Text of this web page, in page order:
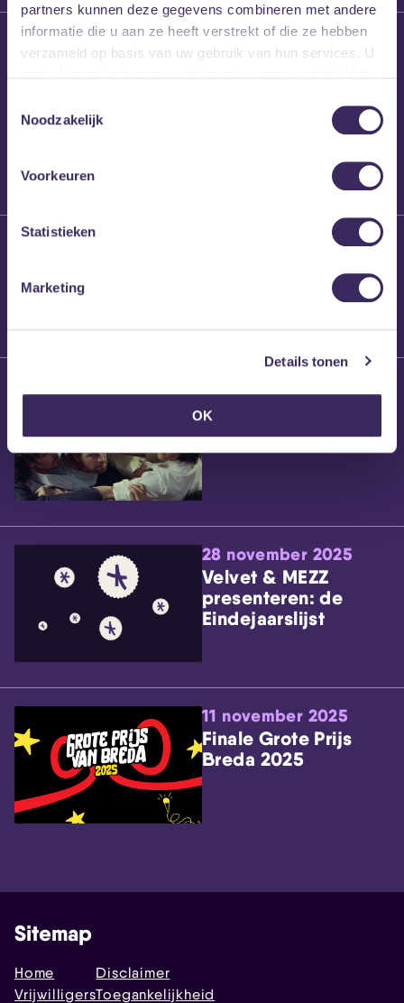
partners kunnen deze gegevens combineren met andere
informatie die u aan ze heeft verstrekt of die ze hebben
verzameld op basis van uw gebruik van hun services. U
Noodzakelijk
Voorkeuren
Statistieken
Marketing
Details tonen
OK
26 maart 2026
Willem’s Blog: High
Brennt Vanneste
Willem’s Blog: Ão
28 november 2025
Velvet & MEZZ
presenteren: de
Eindejaarslijst
11 november 2025
Finale Grote Prijs
Breda 2025
Sitemap
Home
Vrijwilligers
Disclaimer
Toegankelijkheid